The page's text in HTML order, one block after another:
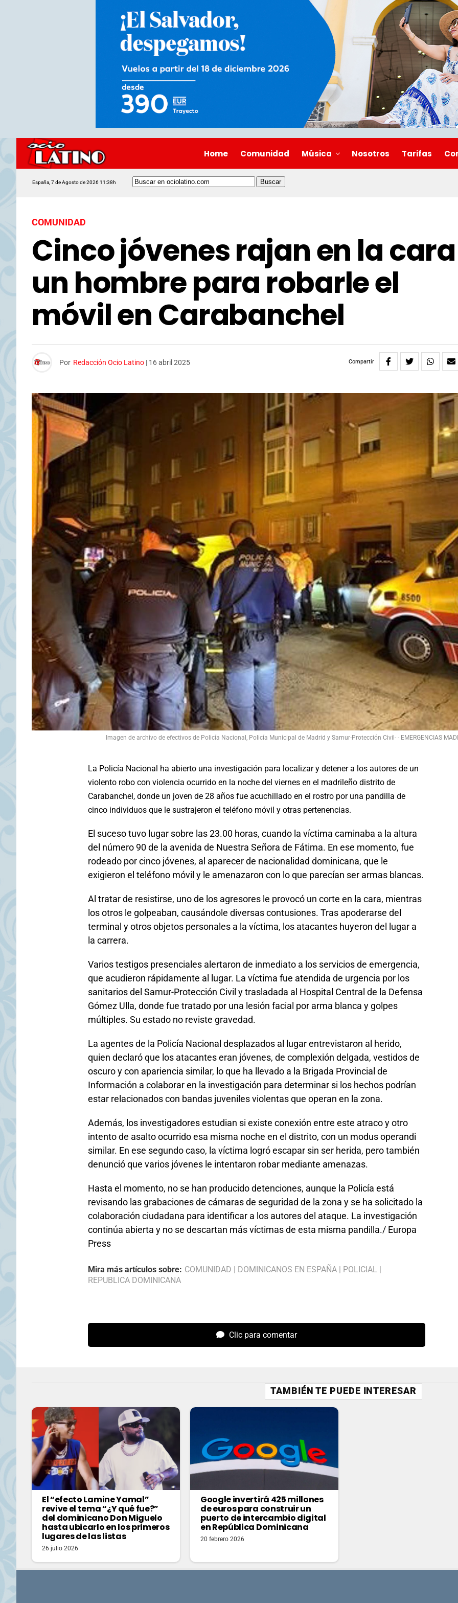
Home Comunidad Música Nosotros Tarifas
España, 7 de Agosto de 2026 11:38h
COMUNIDAD
Cinco jóvenes rajan en la
un hombre para robarle el
móvil en Carabanchel
Por Redacción Ocio Latino | 16 abril 2025 Compartir
Imagen de archivo de efectivos de Policía Nacional, Policía Municipal de Madrid y Samur-Protección Civil- - EMERGENCIAS
La Policía Nacional ha abierto una investigación para localizar y detener a los autores de un
violento robo con violencia ocurrido en la noche del viernes en el madrileño distrito de
Carabanchel, donde un joven de 28 años fue acuchillado en el rostro por una pandilla de
cinco individuos que le sustrajeron el teléfono móvil y otras pertenencias.
El suceso tuvo lugar sobre las 23.00 horas, cuando la víctima caminaba a la altura
del número 90 de la avenida de Nuestra Señora de Fátima. En ese momento, fue
rodeado por cinco jóvenes, al aparecer de nacionalidad dominicana, que le
exigieron el teléfono móvil y le amenazaron con lo que parecían ser armas blancas.
Al tratar de resistirse, uno de los agresores le provocó un corte en la cara, mientras
los otros le golpeaban, causándole diversas contusiones. Tras apoderarse del
terminal y otros objetos personales a la víctima, los atacantes huyeron del lugar a
la carrera.
Varios testigos presenciales alertaron de inmediato a los servicios de emergencia,
que acudieron rápidamente al lugar. La víctima fue atendida de urgencia por los
sanitarios del Samur-Protección Civil y trasladada al Hospital Central de la Defensa
Gómez Ulla, donde fue tratado por una lesión facial por arma blanca y golpes
múltiples. Su estado no reviste gravedad.
La agentes de la Policía Nacional desplazados al lugar entrevistaron al herido,
quien declaró que los atacantes eran jóvenes, de complexión delgada, vestidos de
oscuro y con apariencia similar, lo que ha llevado a la Brigada Provincial de
Información a colaborar en la investigación para determinar si los hechos podrían
estar relacionados con bandas juveniles violentas que operan en la zona.
Además, los investigadores estudian si existe conexión entre este atraco y otro
intento de asalto ocurrido esa misma noche en el distrito, con un modus operandi
similar. En ese segundo caso, la víctima logró escapar sin ser herida, pero también
denunció que varios jóvenes le intentaron robar mediante amenazas.
Hasta el momento, no se han producido detenciones, aunque la Policía está
revisando las grabaciones de cámaras de seguridad de la zona y se ha solicitado la
colaboración ciudadana para identificar a los autores del ataque. La investigación
continúa abierta y no se descartan más víctimas de esta misma pandilla./ Europa
Press
Mira más artículos sobre: COMUNIDAD | DOMINICANOS EN ESPAÑA | POLICIAL |
REPUBLICA DOMINICANA
Clic para comentar
TAMBIÉN TE PUEDE INTERESAR
El “efecto Lamine Yamal”
revive el tema “¿Y qué fue?”
del dominicano Don Miguelo
hasta ubicarlo en los primeros
lugares de las listas
26 julio 2026
Google invertirá 425 millones
de euros para construir un
puerto de intercambio digital
en República Dominicana
20 febrero 2026